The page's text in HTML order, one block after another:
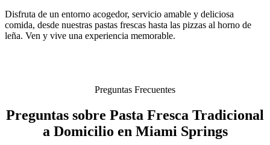
Disfruta de un entorno acogedor, servicio amable y deliciosa
comida, desde nuestras pastas frescas hasta las pizzas al horno de
leña. Ven y vive una experiencia memorable.
Preguntas Frecuentes
Preguntas sobre Pasta Fresca Tradicional
a Domicilio en Miami Springs